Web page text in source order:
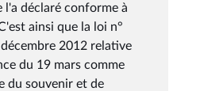
l'a déclaré conforme à
ainsi que la loi n°
2012 relative
du 19 mars comme
du souvenir et de